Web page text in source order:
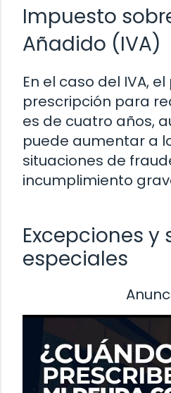
Impuesto
Añadido (IVA)
En el caso del IVA,
prescripción para
es de cuatro años,
puede aumentar a
situaciones de
incumplimiento
Excepciones
especiales